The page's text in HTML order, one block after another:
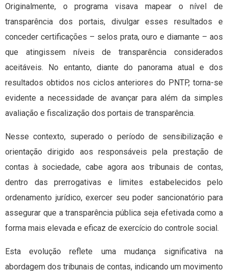
Originalmente, o programa visava mapear o nível de
transparência dos portais, divulgar esses resultados e
conceder certificações – selos prata, ouro e diamante – aos
que atingissem níveis de transparência considerados
aceitáveis. No entanto, diante do panorama atual e dos
resultados obtidos nos ciclos anteriores do PNTP, torna-se
evidente a necessidade de avançar para além da simples
avaliação e fiscalização dos portais de transparência.
Nesse contexto, superado o período de sensibilização e
orientação dirigido aos responsáveis pela prestação de
contas à sociedade, cabe agora aos tribunais de contas,
dentro das prerrogativas e limites estabelecidos pelo
ordenamento jurídico, exercer seu poder sancionatório para
assegurar que a transparência pública seja efetivada como a
forma mais elevada e eficaz de exercício do controle social.
Esta evolução reflete uma mudança significativa na
abordagem dos tribunais de contas, indicando um movimento